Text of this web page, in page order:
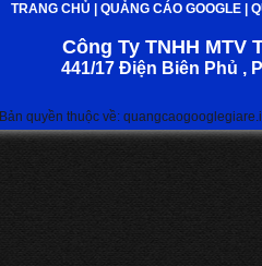
TRANG CHỦ QUẢNG CÁO GOOGLE
Công Ty TNHH MTV
441/17 Điện Biên Phủ ,
Bản quyền thuộc về: